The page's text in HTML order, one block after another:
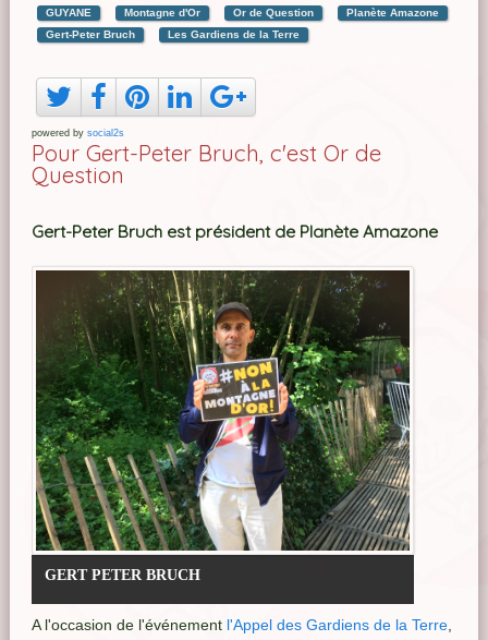
GUYANE Montagne d'Or Or de Question
Planète Amazone
Gert-Peter Bruch
Les Gardiens de la Terre
powered by social2s
Pour Gert-Peter Bruch, c'est Or de
Question
Gert-Peter Bruch est président de Planète Amazone
GERT PETER BRUCH
A l'occasion de l'événement l'Appel des Gardiens de la Terre,